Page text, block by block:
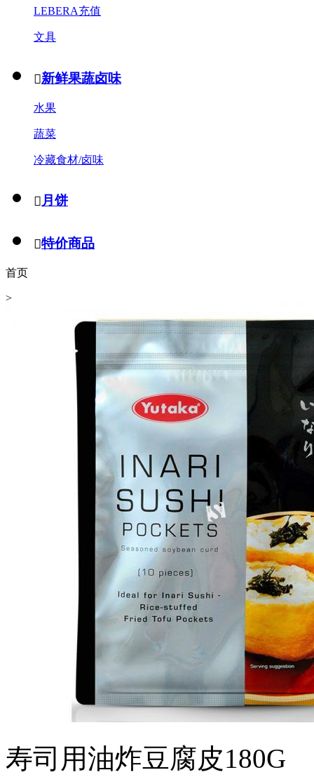
LEBERA充值
文具
新鲜果蔬卤味
水果
蔬菜
冷藏食材/卤味
月饼
特价商品
首页
>
寿司用油炸豆腐皮180G
寿司用油炸豆腐皮180G